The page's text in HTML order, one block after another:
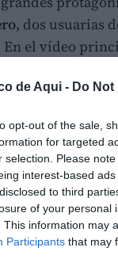
de Aqui - Do
opt-out of the sale,
for targeted
selection. Please
interest-based
to third
of your personal
This information may
Participants that may
, dos usuarias
En el vídeo
en qué
garantizar su